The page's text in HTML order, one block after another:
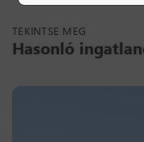
TEKINTSE MEG
Hasonló